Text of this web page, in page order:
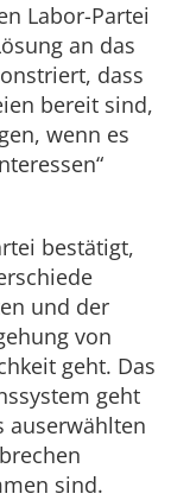
Labor-Partei
an das
dass
bereit sind,
wenn es
bestätigt,
und der
von
geht. Das
geht
auserwählten
sind.